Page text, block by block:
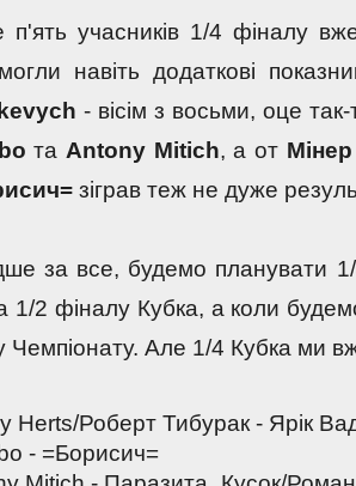
п'ять учасників 1/4 фіналу
навіть додаткові
та Antony Mitich, а от
зіграв теж не дуже
за все, будемо планувати 1/
1/2 фіналу Кубка, а коли
Чемпіонату. Але 1/4 Кубка ми
Herts/Роберт Тибурак - Ярік
- =Борисич=